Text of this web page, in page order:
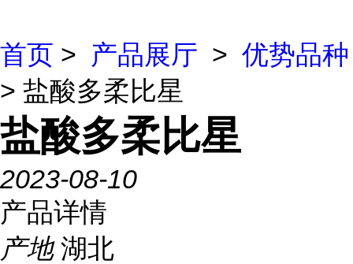
首页 > 产品展厅 > 优势品种
> 盐酸多柔比星
盐酸多柔比星
2023-08-10
产品详情
产地 湖北